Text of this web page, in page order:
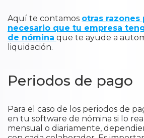
Aquí te contamos otras razones
necesario que tu empresa
de nómina que te ayude a
liquidación.
Periodos de pago
Para el caso de los periodos de
en tu software de nómina si lo
mensual o diariamente,